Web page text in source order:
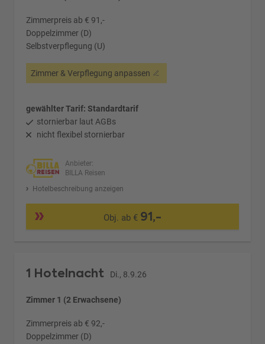
Zimmerpreis ab € 91,-
Doppelzimmer (D)
Selbstverpflegung (U)
Zimmer & Verpflegung anpassen
gewählter Tarif: Standardtarif
stornierbar laut AGBs
nicht flexibel stornierbar
Anbieter:
BILLA Reisen
Hotelbeschreibung anzeigen
Obj. ab € 91,-
1 Hotelnacht Di., 8.9.26
Zimmer 1 (2 Erwachsene)
Zimmerpreis ab € 92,-
Doppelzimmer (D)